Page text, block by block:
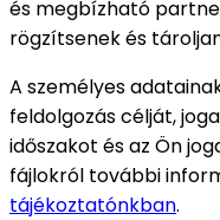
és megbízható
rögzítsenek és
A személyes
feldolgozás célját,
időszakot és az Ön
fájlokról további
tájékoztatónkban.